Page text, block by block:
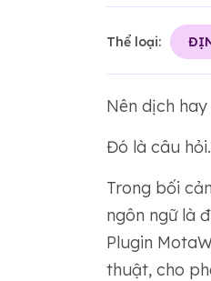
Thể loại:
Nên dịch
Đó là câu hỏi.
Trong bối
ngôn ngữ là
Plugin
thuật, cho